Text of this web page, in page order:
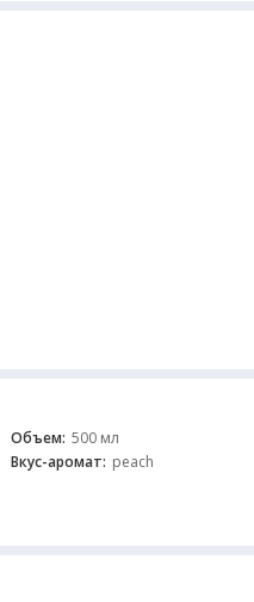
Объем: 500 мл
Вкус-аромат: peach